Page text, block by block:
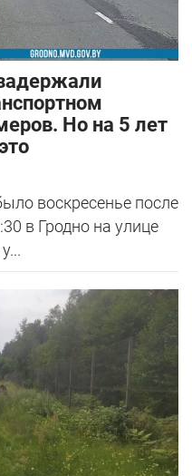
Но на 5 лет
воскресенье после
в Гродно на улице